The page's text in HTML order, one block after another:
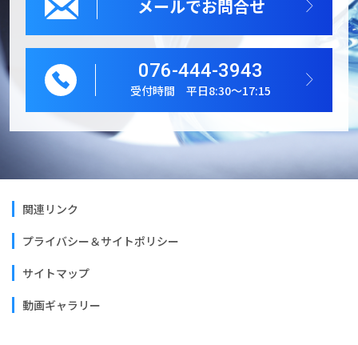
メールでお問合せ
076-444-3943
受付時間 平日8:30～17:15
関連リンク
プライバシー＆サイトポリシー
サイトマップ
動画ギャラリー